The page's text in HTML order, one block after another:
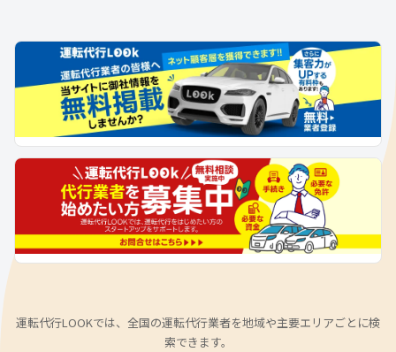
運転代行LOOKでは、全国の運転代行業者を地域や主要エリアごとに検
索できます。